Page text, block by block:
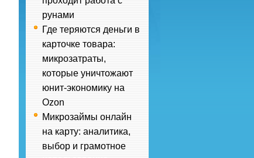
рунами
Где теряются деньги в
карточке товара:
микрозатраты,
которые уничтожают
юнит-экономику на
Ozon
Микрозаймы онлайн
на карту: аналитика,
выбор и грамотное